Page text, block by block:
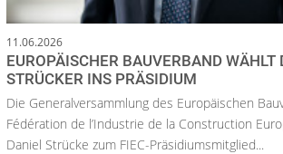
11.06.2026
EUROPÄISCHER BAUVERBAND WÄHLT
STRÜCKER INS PRÄSIDIUM
Die Generalversammlung des Europäischen
Fédération de l’Industrie de la Construction
Daniel Strücke zum FIEC-Präsidiumsmitglied...